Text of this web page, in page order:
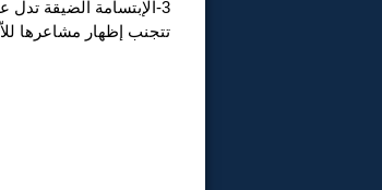
3-الإبتسامة الضيقة
تتجنب إظهار مشاعرها